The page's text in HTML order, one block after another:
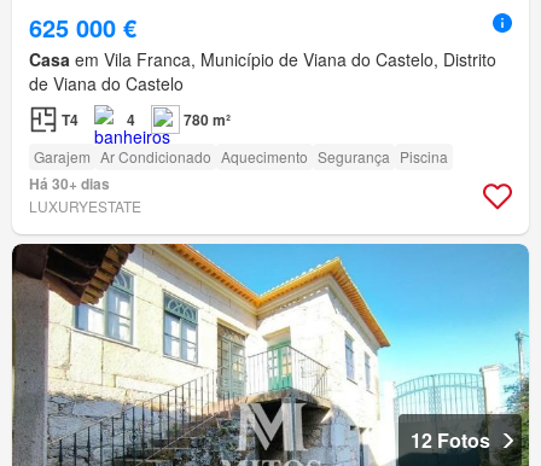
625 000 €
Casa em Vila Franca, Município de Viana do Castelo, Distrito
de Viana do Castelo
T4 4 780 m²
Garajem Ar Condicionado Aquecimento Segurança Piscina
Há 30+ dias
LUXURYESTATE
12 Fotos